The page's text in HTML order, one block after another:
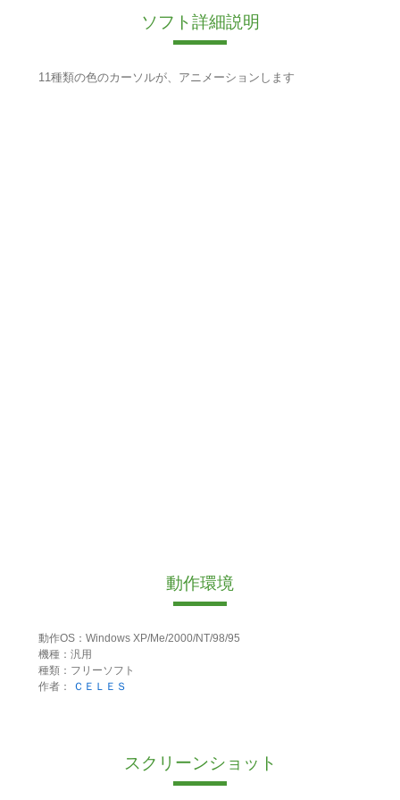
ソフト詳細説明
11種類の色のカーソルが、アニメーションします
動作環境
動作OS：Windows XP/Me/2000/NT/98/95
機種：汎用
種類：フリーソフト
作者：
ＣＥＬＥＳ
スクリーンショット